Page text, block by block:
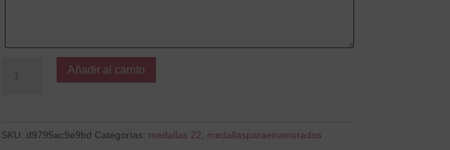
Añadir al carrito
SKU: d9795ac9e9bd Categorías: medallas 22 medallasparaenamorados